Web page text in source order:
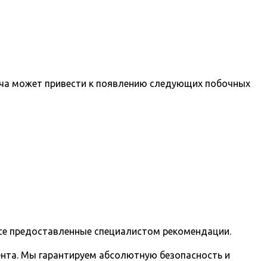
может привести к появлению следующих побочных
предоставленные специалистом рекомендации.
Мы гарантируем абсолютную безопасность и